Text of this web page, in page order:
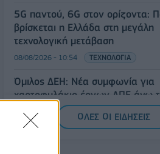
5G παντού, 6G στον ορίζοντα:
βρίσκεται η Ελλάδα στη μεγάλη
τεχνολογική μετάβαση
08/08/2026 - 10:54 ΤΕΧΝΟΛΟΓΙΑ
Όμιλος ΔΕΗ: Νέα συμφωνία για
χαρτοφυλάκιο έργων ΑΠΕ άνω
σε Πολωνία και Ουγγαρία
08/08/2026 - 10:26
ΟΛΕΣ ΟΙ ΕΙΔΗΣΕΙΣ